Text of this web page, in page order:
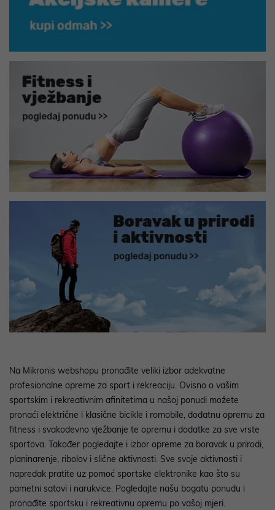
Na Mikronis webshopu pronađite veliki izbor adekvatne
profesionalne opreme za sport i rekreaciju. Ovisno o vašim
sportskim i rekreativnim afinitetima u našoj ponudi možete
pronaći električne i klasične bicikle i romobile, dodatnu opremu za
fitness i svakodevno vježbanje te opremu i dodatke za sve vrste
sportova. Također pogledajte i izbor opreme za boravak u prirodi,
planinarenje, ribolov i slične aktivnosti. Sve svoje aktivnosti i
napredak pratite uz pomoć sportske elektronike kao što su
pametni satovi i narukvice. Pogledajte našu bogatu ponudu i
pronađite sportsku i rekreativnu opremu po vašoj mjeri.